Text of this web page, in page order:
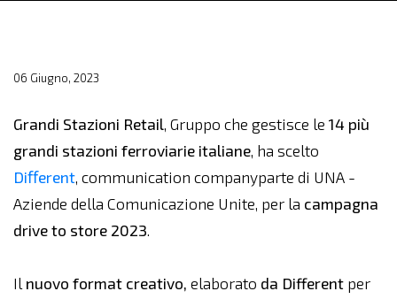
06 Giugno, 2023
Grandi Stazioni Retail, Gruppo che gestisce le 14 più
grandi stazioni ferroviarie italiane, ha scelto
Diﬀerent, communication companyparte di UNA -
Aziende della Comunicazione Unite, per la campagna
drive to store 2023.
Il nuovo format creativo, elaborato da Different per